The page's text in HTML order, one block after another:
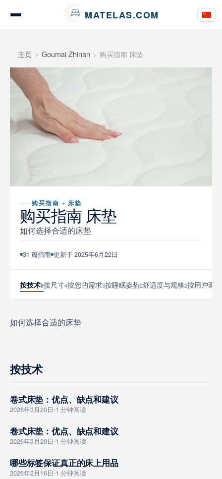
MATELAS.COM
床垫测评与意见
床上用品测评
建议
工具与模拟器
主页 Goumai Zhinan 购买指南 床垫
购买指南 • 床垫
购买指南 床垫
如何选择合适的床垫
31 篇指南 更新于 2025年6月22日
按技术6按尺寸4按您的需求3按睡眠姿势2舒适度与规格2按用户画像
如何选择合适的床垫
按技术
GOUMAI ZHINAN
卷式床垫：优点、缺点和建议
2026年3月20日•1 分钟阅读
GOUMAI ZHINAN
卷式床垫：优点、缺点和建议
2026年3月20日•1 分钟阅读
GOUMAI ZHINAN
哪些标签保证真正的床上用品
2026年2月16日•1 分钟阅读